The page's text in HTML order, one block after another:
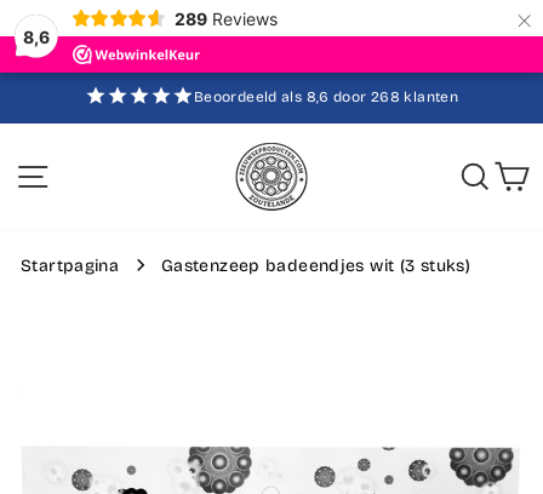
8,6
289 Reviews ×
inhoud
Beoordeeld als 8,6 door 268 klanten
Startpagina Gastenzeep badeendjes wit (3 stuks)